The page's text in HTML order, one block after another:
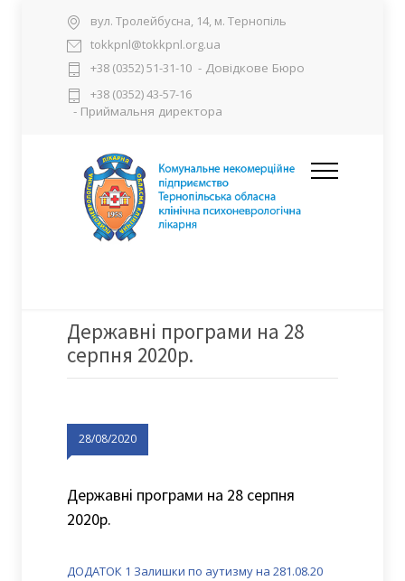
вул. Тролейбусна, 14, м. Тернопіль
tokkpnl@tokkpnl.org.ua
+38 (0352) 51-31-10 - Довідкове Бюро
+38 (0352) 43-57-16
- Приймальня директора
Державні програми на 28
серпня 2020р.
28/08/2020
Державні програми на 28 серпня
2020р.
ДОДАТОК 1 Залишки по аутизму на 281.08.20